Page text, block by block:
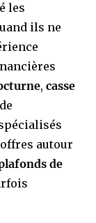
les
ils ne
, casse
autour
de